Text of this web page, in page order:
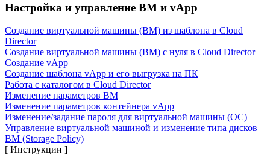
Настройка и управление ВМ и vApp
Создание виртуальной машины (ВМ) из шаблона в Cloud
Director
Создание виртуальной машины (ВМ) с нуля в Cloud Director
Создание vApp
Создание шаблона vApp и его выгрузка на ПК
Работа с каталогом в Cloud Director
Изменение параметров ВМ
Изменение параметров контейнера vApp
Изменение/задание пароля для виртуальной машины (ОС)
Управление виртуальной машиной и изменение типа дисков
ВМ (Storage Policy)
[ Инструкции ]